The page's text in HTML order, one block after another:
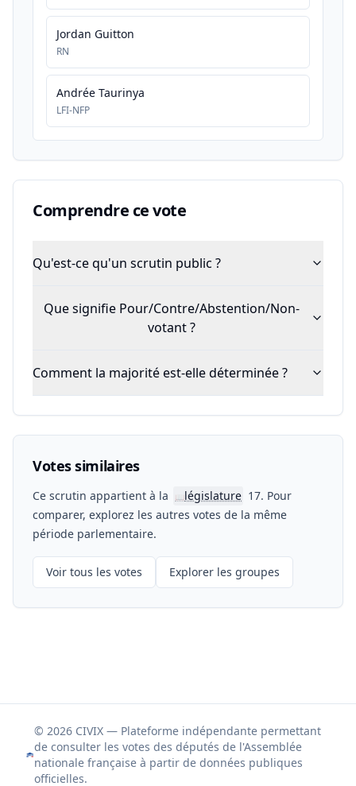
Jordan Guitton
RN
Andrée Taurinya
LFI-NFP
Comprendre ce vote
Qu'est-ce qu'un scrutin public ?
Que signifie Pour/Contre/Abstention/Non-
votant ?
Comment la majorité est-elle déterminée ?
Votes similaires
Ce scrutin appartient à la 📖législature 17. Pour
comparer, explorez les autres votes de la même
période parlementaire.
Voir tous les votes Explorer les groupes
© 2026 CIVIX — Plateforme indépendante permettant
de consulter les votes des députés de l'Assemblée
nationale française à partir de données publiques
officielles.